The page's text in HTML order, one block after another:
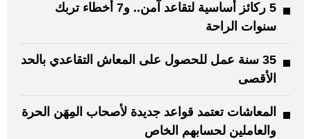
5 ركائز أساسية لتقاعد آمن.. و7 أخطاء تربك
سنوات الراحة
35 سنة عمل للحصول على المعاش التقاعدي بالحد
الأقصى
المعاشات تعتمد قواعد جديدة لأصحاب المِهَن الحرة
والعاملين لحسابهم الخاص